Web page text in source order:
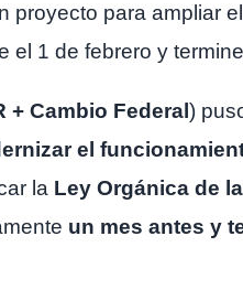
proyecto para ampliar
1 de febrero y
+ Cambio Federal )
el
la Ley Orgánica de
un mes antes y